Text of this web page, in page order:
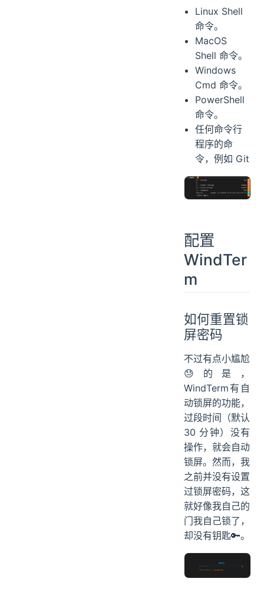
Linux Shell
命令。
MacOS
Shell 命令。
Windows
Cmd 命令。
PowerShell
命令。
任何命令行
程序的命
令，例如 Git
配置
WindTer
m
如何重置锁
屏密码
不过有点小尴尬
😓的是，
WindTerm有自
动锁屏的功能，
过段时间（默认
30 分钟）没有
操作，就会自动
锁屏。然而，我
之前并没有设置
过锁屏密码，这
就好像我自己的
门我自己锁了，
却没有钥匙🔑。